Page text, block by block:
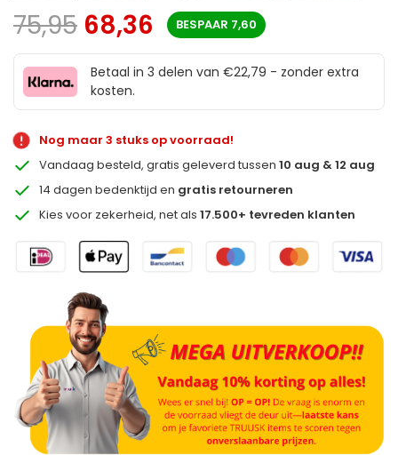
75,95 68,36 BESPAAR 7,60
Betaal in 3 delen van €22,79 - zonder extra
kosten.
Nog maar 3 stuks op voorraad!
Vandaag besteld, gratis geleverd tussen10 aug & 12 aug
14 dagen bedenktijd en gratis retourneren
Kies voor zekerheid, net als17.500+ tevreden klanten